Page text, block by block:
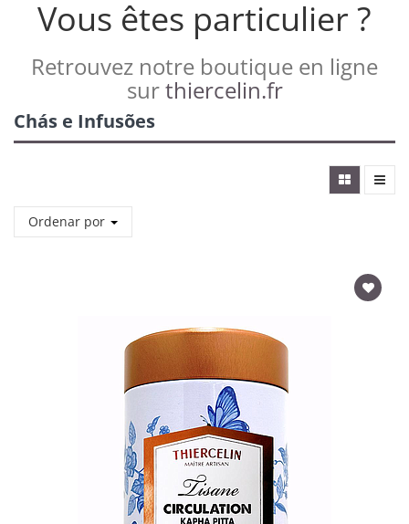
Vous êtes particulier ?
Retrouvez notre boutique en ligne
surthiercelin.fr
Chás e Infusões
Ordenar por